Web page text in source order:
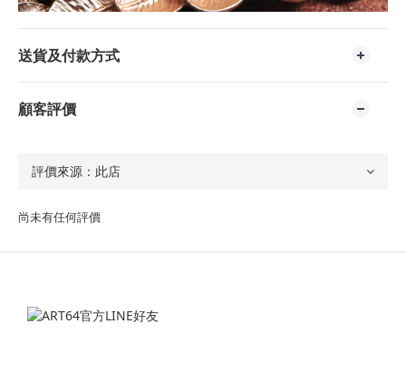
送貨及付款方式
顧客評價
尚未有任何評價